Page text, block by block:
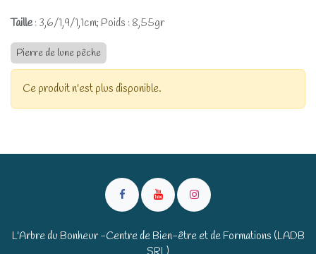
Taille : 3,6/1,9/1,1cm; Poids : 8,55gr
Pierre de lune pêche
Ce produit n'est plus disponible.
L'Arbre du Bonheur -Centre de Bien-être et de Formations (LADB